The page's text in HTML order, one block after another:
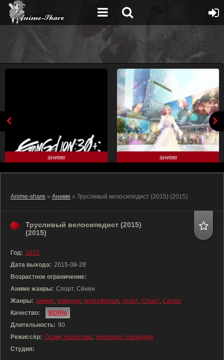
аниме аниме
Anime-share » Аниме » Трусливый велосипедист (2015) (2015)
Трусливый велосипедист (2015)
(2015)
Год: 2015
Дата выхода: 2015-08-28
Возрастное ограничение:
Аниме жанры: Спорт, Сёнен
Жанры: аниме, комедия, мультфильм, спорт, Спорт, Сёнен
Качество:
BDRip
Длительность: 90
Режиссёр: Осаму Набэсима, Норихиро Наганума
Студия: